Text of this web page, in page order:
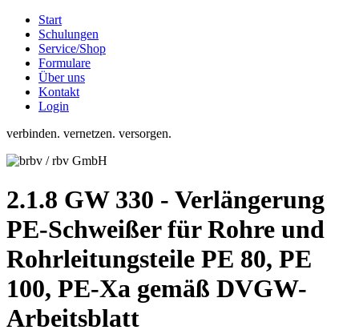
Start
Schulungen
Service/Shop
Formulare
Über uns
Kontakt
Login
verbinden. vernetzen. versorgen.
2.1.8 GW 330 - Verlängerung
PE-Schweißer für Rohre und
Rohrleitungsteile PE 80, PE
100, PE-Xa gemäß DVGW-
Arbeitsblatt